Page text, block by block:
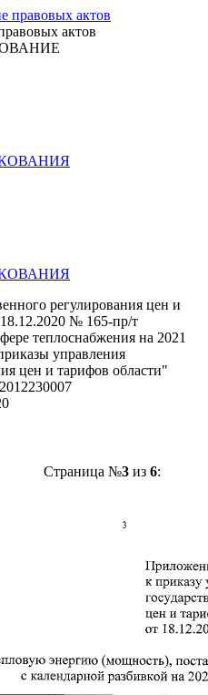
актов
регулирования цен и
№ 165-пр/т
теплоснабжения на 2021
управления
цен и тарифов области"
Страница №3из 6: